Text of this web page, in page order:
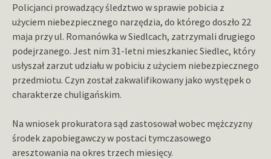
Policjanci prowadzący śledztwo w sprawie pobicia z
użyciem niebezpiecznego narzędzia, do którego doszło 22
maja przy ul. Romanówka w Siedlcach, zatrzymali drugiego
podejrzanego. Jest nim 31-letni mieszkaniec Siedlec, który
usłyszał zarzut udziału w pobiciu z użyciem niebezpiecznego
przedmiotu. Czyn został zakwalifikowany jako występek o
charakterze chuligańskim.
Na wniosek prokuratora sąd zastosował wobec mężczyzny
środek zapobiegawczy w postaci tymczasowego
aresztowania na okres trzech miesięcy.